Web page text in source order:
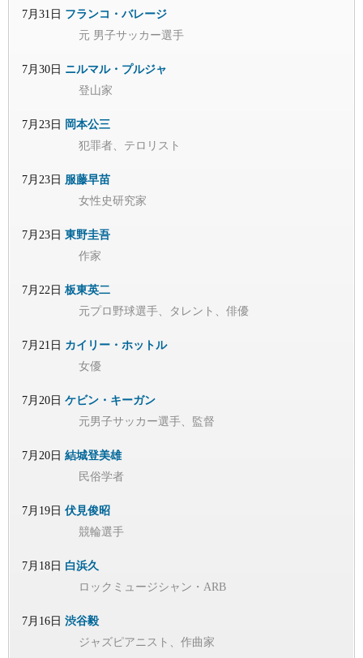
7月31日 フランコ・バレージ
元 男子サッカー選手
7月30日 ニルマル・プルジャ
登山家
7月23日 岡本公三
犯罪者、テロリスト
7月23日 服藤早苗
女性史研究家
7月23日 東野圭吾
作家
7月22日 板東英二
元プロ野球選手、タレント、俳優
7月21日 カイリー・ホットル
女優
7月20日 ケビン・キーガン
元男子サッカー選手、監督
7月20日 結城登美雄
民俗学者
7月19日 伏見俊昭
競輪選手
7月18日 白浜久
ロックミュージシャン・ARB
7月16日 渋谷毅
ジャズピアニスト、作曲家